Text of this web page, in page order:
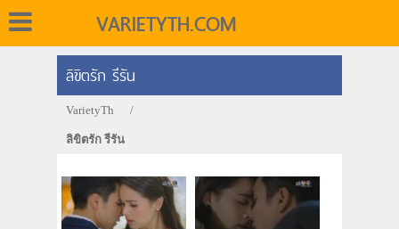
VARIETYTH.COM
ลิขิตรัก รีรัน
VarietyTh /
ลิขิตรัก รีรัน